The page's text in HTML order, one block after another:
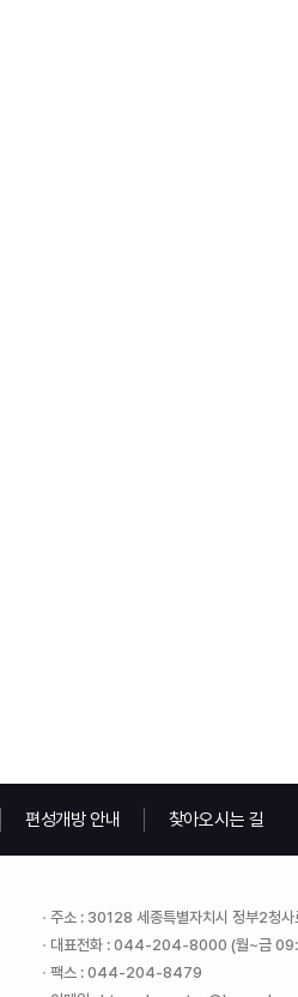
편성개방 안내 찾아오시는 길
주소 : 30128 세종특별자치시 정부2청
대표전화 : 044-204-8000 (월~금
팩스 : 044-204-8479